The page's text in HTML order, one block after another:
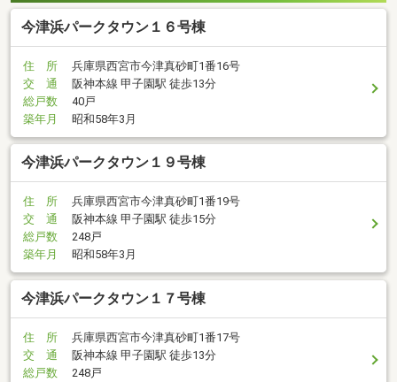
今津浜パークタウン１６号棟
住 所
兵庫県西宮市今津真砂町1番16号
交 通
阪神本線 甲子園駅 徒歩13分
総戸数
40戸
築年月
昭和58年3月
今津浜パークタウン１９号棟
住 所
兵庫県西宮市今津真砂町1番19号
交 通
阪神本線 甲子園駅 徒歩15分
総戸数
248戸
築年月
昭和58年3月
今津浜パークタウン１７号棟
住 所
兵庫県西宮市今津真砂町1番17号
交 通
阪神本線 甲子園駅 徒歩13分
総戸数
248戸